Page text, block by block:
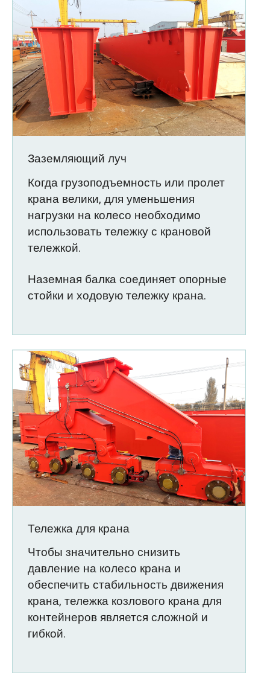
Заземляющий луч
Когда грузоподъемность или пролет
крана велики, для уменьшения
нагрузки на колесо необходимо
использовать тележку с крановой
тележкой.
Наземная балка соединяет опорные
стойки и ходовую тележку крана.
Тележка для крана
Чтобы значительно снизить
давление на колесо крана и
обеспечить стабильность движения
крана, тележка козлового крана для
контейнеров является сложной и
гибкой.